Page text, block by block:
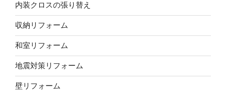
内装クロスの張り替え
収納リフォーム
和室リフォーム
地震対策リフォーム
壁リフォーム